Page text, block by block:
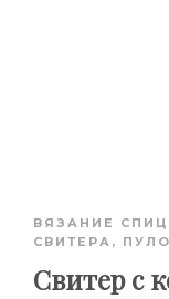
ВЯЗАНИЕ
СВИТЕРА,
Свитер с